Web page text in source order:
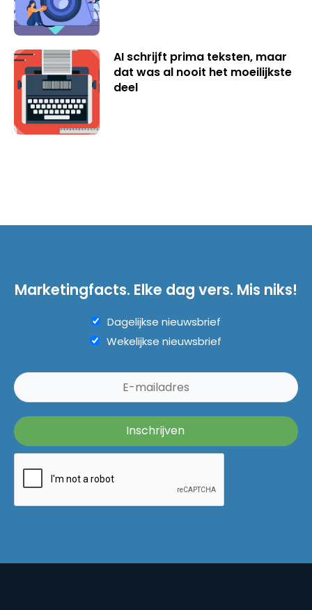
AI schrijft prima teksten, maar
dat was al nooit het moeilijkste
deel
Marketingfacts. Elke dag vers. Mis niks!
Dagelijkse nieuwsbrief
Wekelijkse nieuwsbrief